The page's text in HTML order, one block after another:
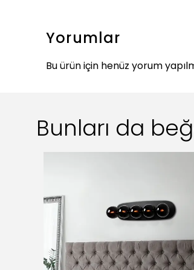
Yorumlar
Bu ürün için henüz yorum
Bunları da